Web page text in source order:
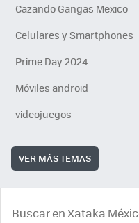
Cazando Gangas Mexico
Celulares y Smartphones
Prime Day 2024
Móviles android
videojuegos
VER MÁS TEMAS